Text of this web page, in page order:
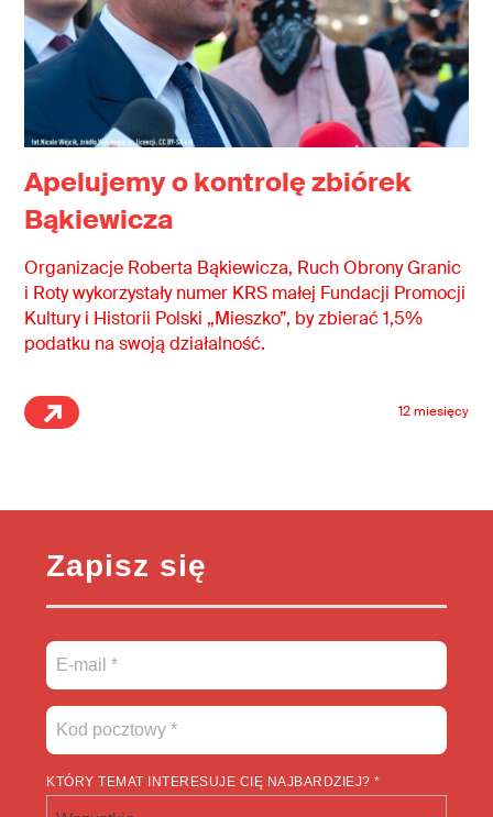
Apelujemy o kontrolę zbiórek
Bąkiewicza
Organizacje Roberta Bąkiewicza, Ruch Obrony Granic
i Roty wykorzystały numer KRS małej Fundacji Promocji
Kultury i Historii Polski „Mieszko”, by zbierać 1,5%
podatku na swoją działalność.
12 miesięcy
Zapisz się
KTÓRY TEMAT INTERESUJE CIĘ NAJBARDZIEJ? *